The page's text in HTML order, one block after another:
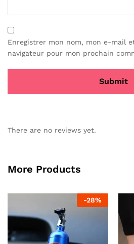
Enregistrer mon nom, mon e-mail
navigateur pour mon prochain
There are no reviews yet.
More Products
-28%